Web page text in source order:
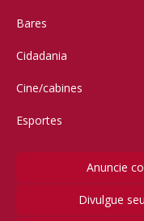
Bares
Cidadania
Cine/cabines
Esportes
Anuncie
Divulgue